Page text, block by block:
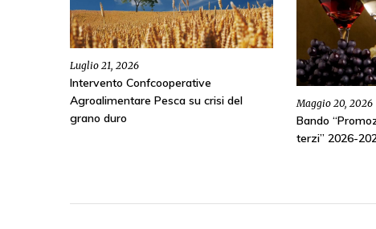
Luglio 21, 2026
Intervento Confcooperative
Agroalimentare Pesca su crisi del
grano duro
Maggio 20, 2026
Bando
terzi” 2026-